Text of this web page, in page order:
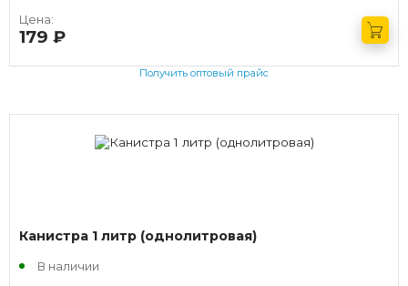
Цена:
179
Получить оптовый прайс
Канистра 1 литр (однолитровая)
В наличии